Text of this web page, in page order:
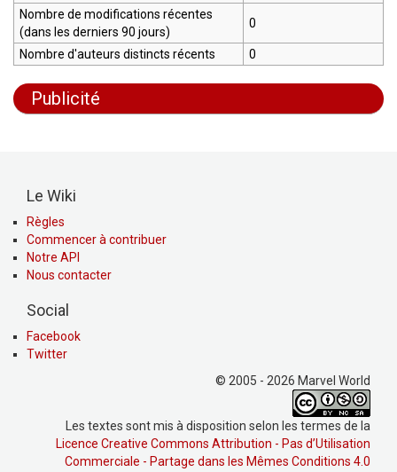
Nombre de modifications récentes
(dans les derniers 90 jours)
0
Nombre d'auteurs distincts récents 0
Publicité
Le Wiki
Règles
Commencer à contribuer
Notre API
Nous contacter
Social
Facebook
Twitter
© 2005 - 2026 Marvel World
Les textes sont mis à disposition selon les termes de la
Licence Creative Commons Attribution - Pas d’Utilisation
Commerciale - Partage dans les Mêmes Conditions 4.0